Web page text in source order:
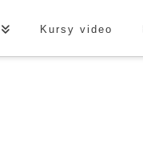
Kursy video